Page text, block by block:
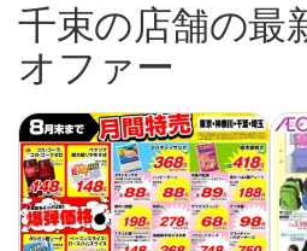
千束の店舗の最
オファー